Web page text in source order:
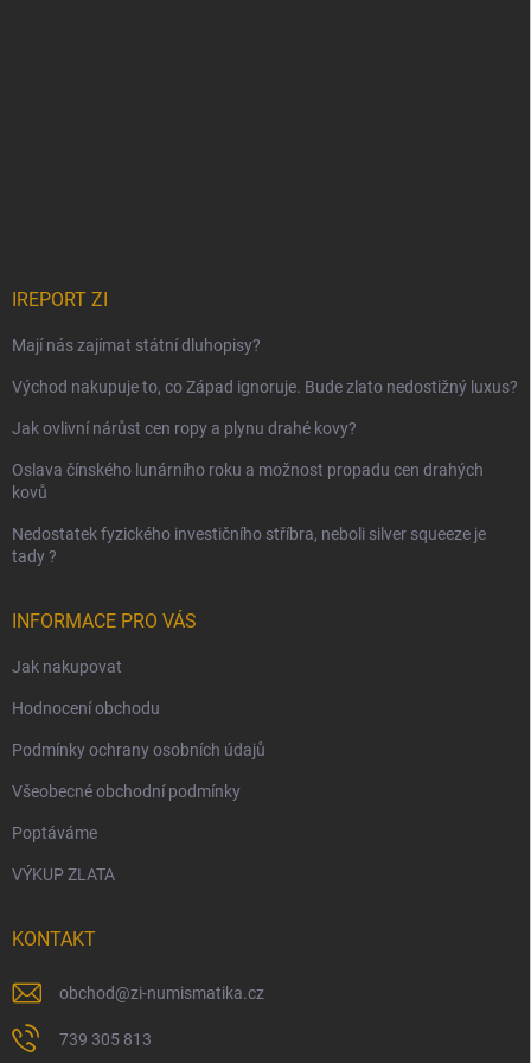
IREPORT ZI
Mají nás zajímat státní dluhopisy?
Východ nakupuje to, co Západ ignoruje. Bude zlato nedostižný luxus?
Jak ovlivní nárůst cen ropy a plynu drahé kovy?
Oslava čínského lunárního roku a možnost propadu cen drahých
kovů
Nedostatek fyzického investičního stříbra, neboli silver squeeze je
tady ?
INFORMACE PRO VÁS
Jak nakupovat
Hodnocení obchodu
Podmínky ochrany osobních údajů
Všeobecné obchodní podmínky
Poptáváme
VÝKUP ZLATA
KONTAKT
obchod@zi-numismatika.cz
739 305 813